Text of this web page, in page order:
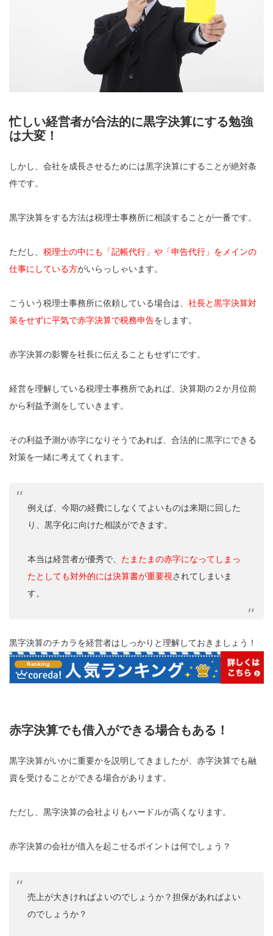
忙しい経営者が合法的に黒字決算にする勉強
は大変！
しかし、会社を成長させるためには黒字決算にすることが絶対条
件です。
黒字決算をする方法は税理士事務所に相談することが一番です。
ただし、 税理士の中にも「記帳代行」や「申告代行」をメインの
仕事にしている方がいらっしゃいます。
こういう税理士事務所に依頼している場合は、 社長と黒字決算対
策をせずに平気で赤字決算で税務申告をします。
赤字決算の影響を社長に伝えることもせずにです。
経営を理解している税理士事務所であれば、決算期の２か月位前
から利益予測をしていきます。
その利益予測が赤字になりそうであれば、合法的に黒字にできる
対策を一緒に考えてくれます。
例えば、今期の経費にしなくてよいものは来期に回した
り、黒字化に向けた相談ができます。
本当は経営者が優秀で、 たまたまの赤字になってしまっ
たとしても対外的には決算書が重要視 されてしまいま
す。
黒字決算のチカラを経営者はしっかりと理解しておきましょう！
赤字決算でも借入ができる場合もある！
黒字決算がいかに重要かを説明してきましたが、赤字決算でも融
資を受けることができる場合があります。
ただし、黒字決算の会社よりもハードルが高くなります。
赤字決算の会社が借入を起こせるポイントは何でしょう？
売上が大きければよいのでしょうか？担保があればよい
のでしょうか？